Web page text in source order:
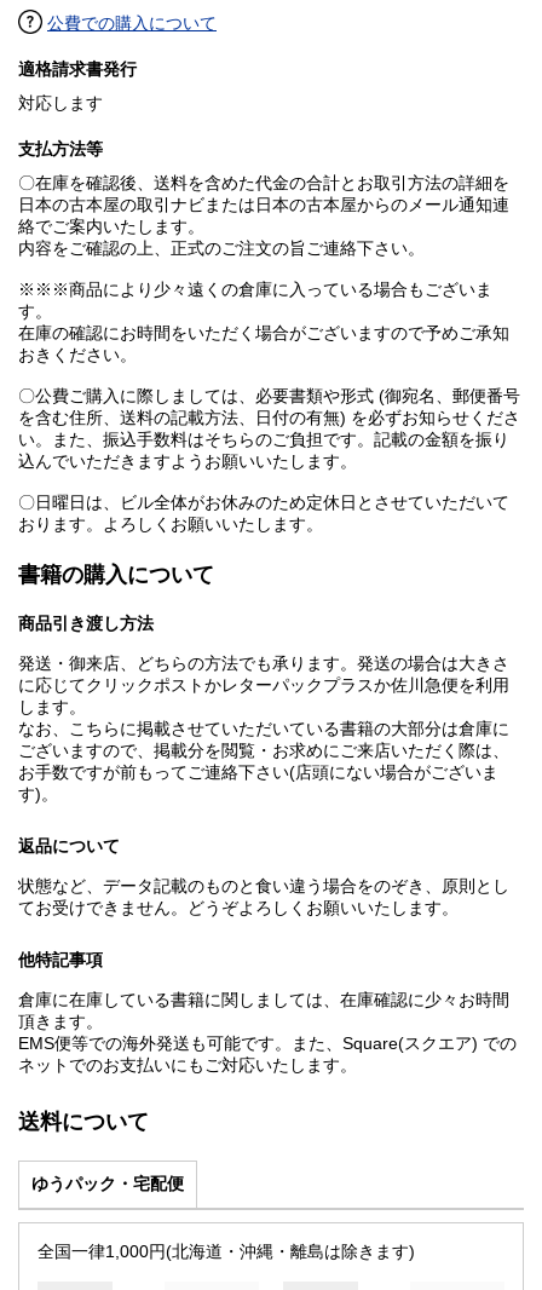
公費での購入について
適格請求書発行
対応します
支払方法等
〇在庫を確認後、送料を含めた代金の合計とお取引方法の詳細を
日本の古本屋の取引ナビまたは日本の古本屋からのメール通知連
絡でご案内いたします。
内容をご確認の上、正式のご注文の旨ご連絡下さい。
※※※商品により少々遠くの倉庫に入っている場合もございま
す。
在庫の確認にお時間をいただく場合がございますので予めご承知
おきください。
〇公費ご購入に際しましては、必要書類や形式 (御宛名、郵便番号
を含む住所、送料の記載方法、日付の有無) を必ずお知らせくださ
い。また、振込手数料はそちらのご負担です。記載の金額を振り
込んでいただきますようお願いいたします。
〇日曜日は、ビル全体がお休みのため定休日とさせていただいて
おります。よろしくお願いいたします。
書籍の購入について
商品引き渡し方法
発送・御来店、どちらの方法でも承ります。発送の場合は大きさ
に応じてクリックポストかレターパックプラスか佐川急便を利用
します。
なお、こちらに掲載させていただいている書籍の大部分は倉庫に
ございますので、掲載分を閲覧・お求めにご来店いただく際は、
お手数ですが前もってご連絡下さい(店頭にない場合がございま
す)。
返品について
状態など、データ記載のものと食い違う場合をのぞき、原則とし
てお受けできません。どうぞよろしくお願いいたします。
他特記事項
倉庫に在庫している書籍に関しましては、在庫確認に少々お時間
頂きます。
EMS便等での海外発送も可能です。また、Square(スクエア) での
ネットでのお支払いにもご対応いたします。
送料について
ゆうパック・宅配便
全国一律1,000円(北海道・沖縄・離島は除きます)